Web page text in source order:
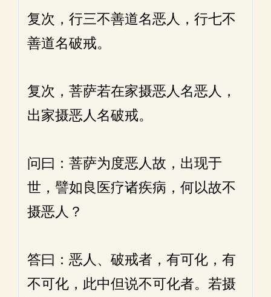
复次，行三不善道名恶人，行七不
善道名破戒。
复次，菩萨若在家摄恶人名恶人，
出家摄恶人名破戒。
问曰：菩萨为度恶人故，出现于
世，譬如良医疗诸疾病，何以故不
摄恶人？
答曰：恶人、破戒者，有可化，有
不可化，此中但说不可化者。若摄